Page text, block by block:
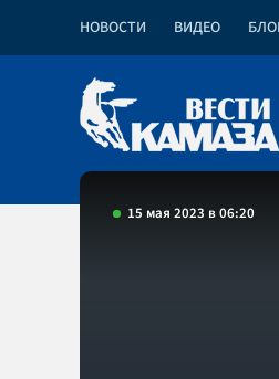
НОВОСТИ ВИДЕО
15 мая 2023 в 06:20